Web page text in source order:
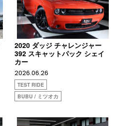
2020 ダッジ チャレンジャー
392 スキャットパック シェイ
カー
2026.06.26
TEST RIDE
BUBU / ミツオカ